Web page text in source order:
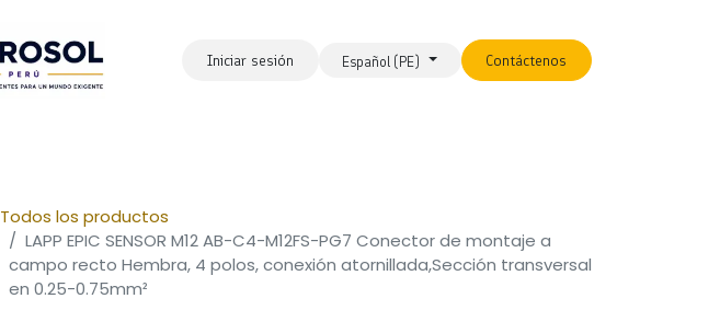
Iniciar sesión Español (PE) Contáctenos
Todos los productos
LAPP EPIC SENSOR M12 AB-C4-M12FS-PG7 Conector de montaje a
campo recto Hembra, 4 polos, conexión atornillada,Sección transversal
en 0.25-0.75mm²